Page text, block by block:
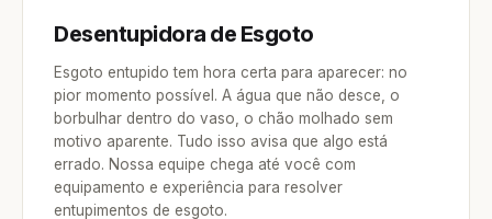
Desentupidora de Esgoto
Esgoto entupido tem hora certa para aparecer: no
pior momento possível. A água que não desce, o
borbulhar dentro do vaso, o chão molhado sem
motivo aparente. Tudo isso avisa que algo está
errado. Nossa equipe chega até você com
equipamento e experiência para resolver
entupimentos de esgoto.